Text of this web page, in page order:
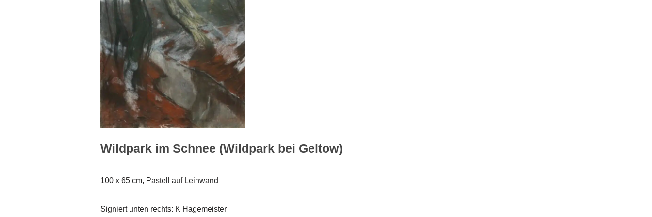
Wildpark im Schnee (Wildpark bei Geltow)
100 x 65 cm, Pastell auf Leinwand
Signiert unten rechts: K Hagemeister